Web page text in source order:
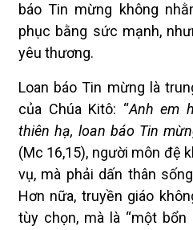
báo Tin mừng không
phục bằng sức mạnh,
yêu thương.
Loan báo Tin mừng là
của Chúa Kitô: “Anh em
thiên hạ, loan báo Tin
(Mc 16,15), người môn đệ
vụ, mà phải dấn thân
Hơn nữa, truyền giáo
tùy chọn, mà là “một